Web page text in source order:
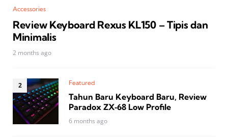
Accessories
Review Keyboard Rexus KL150 – Tipis dan
Minimalis
2 months ago
Featured
Tahun Baru Keyboard Baru, Review
Paradox ZX‑68 Low Profile
6 months ago